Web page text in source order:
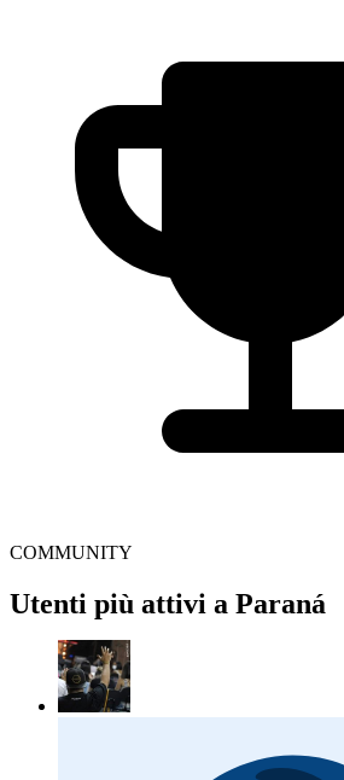
COMMUNITY
Utenti più attivi a Paraná